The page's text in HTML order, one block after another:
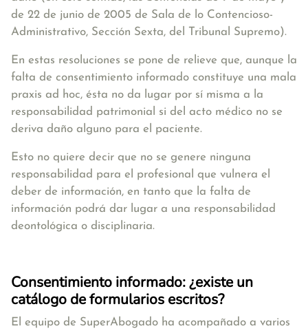
de 22 de junio de 2005 de Sala de lo Contencioso-
Administrativo, Sección Sexta, del Tribunal Supremo).
En estas resoluciones se pone de relieve que, aunque la
falta de consentimiento informado constituye una mala
praxis ad hoc, ésta no da lugar por sí misma a la
responsabilidad patrimonial si del acto médico no se
deriva daño alguno para el paciente.
Esto no quiere decir que no se genere ninguna
responsabilidad para el profesional que vulnera el
deber de información, en tanto que la falta de
información podrá dar lugar a una responsabilidad
deontológica o disciplinaria.
Consentimiento informado: ¿existe un
catálogo de formularios escritos?
El equipo de SuperAbogado ha acompañado a varios